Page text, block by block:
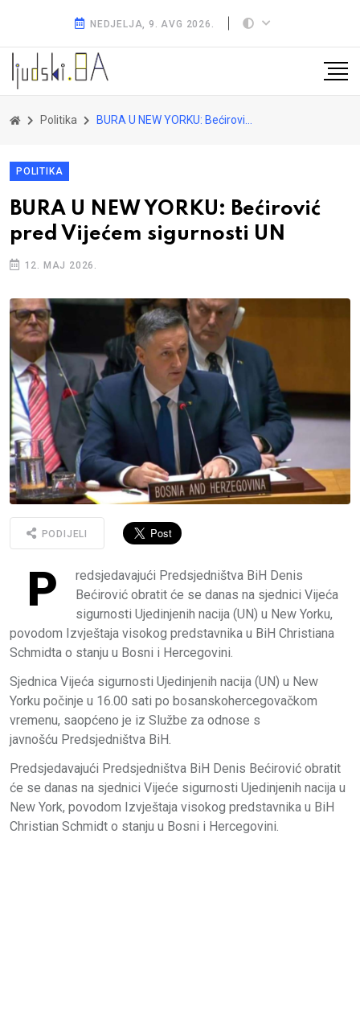
NEDJELJA, 9. AVG 2026.
Politika BURA U NEW YORKU: Bećirović pred Vijećem sigurnosti UN
POLITIKA
BURA U NEW YORKU: Bećirović
pred Vijećem sigurnosti UN
12. MAJ 2026.
PODIJELI
P
redsjedavajući Predsjedništva BiH Denis
Bećirović obratit će se danas na sjednici Vijeća
sigurnosti Ujedinjenih nacija (UN) u New Yorku,
povodom Izvještaja visokog predstavnika u BiH Christiana
Schmidta o stanju u Bosni i Hercegovini.
Sjednica Vijeća sigurnosti Ujedinjenih nacija (UN) u New
Yorku počinje u 16.00 sati po bosanskohercegovačkom
vremenu, saopćeno je iz Službe za odnose s
javnošću Predsjedništva BiH.
Predsjedavajući Predsjedništva BiH Denis Bećirović obratit
će se danas na sjednici Vijeće sigurnosti Ujedinjenih nacija u
New York, povodom Izvještaja visokog predstavnika u BiH
Christian Schmidt o stanju u Bosni i Hercegovini.